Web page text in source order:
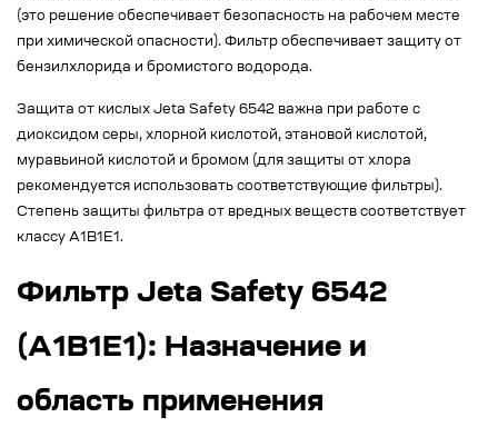
(это решение обеспечивает безопасность на рабочем месте
при химической опасности). Фильтр обеспечивает защиту от
бензилхлорида и бромистого водорода.
Защита от кислых Jeta Safety 6542 важна при работе с
диоксидом серы, хлорной кислотой, этановой кислотой,
муравьиной кислотой и бромом (для защиты от хлора
рекомендуется использовать соответствующие фильтры).
Степень защиты фильтра от вредных веществ соответствует
классу A1B1E1.
Фильтр Jeta Safety 6542
(A1B1E1): Назначение и
область применения